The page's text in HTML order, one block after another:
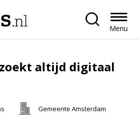
Menu
altijd digitaal
Gemeente Amsterdam